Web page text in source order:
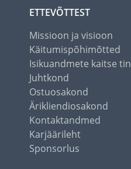
ETTEVÕTTEST
Missioon ja visioon
Käitumispõhimõtted
Isikuandmete kaitse
Juhtkond
Ostuosakond
Ärikliendiosakond
Kontaktandmed
Karjäärileht
Sponsorlus